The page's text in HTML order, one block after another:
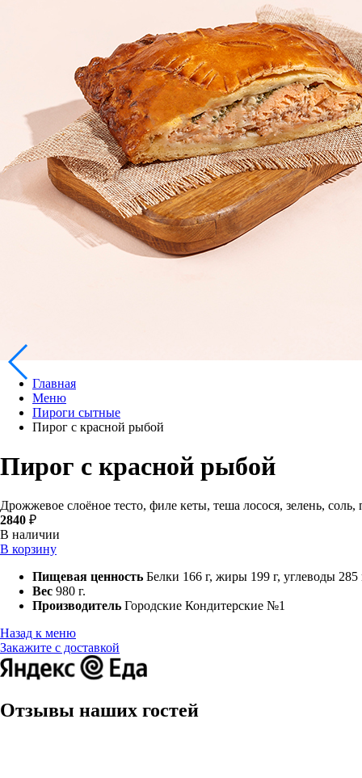
Главная
Меню
Пироги сытные
Пирог с красной рыбой
Пирог с красной рыбой
Дрожжевое слоёное тесто, филе кеты, теша лосося, зелень,
2840 ₽
В наличии
В корзину
Пищевая ценность Белки 166 г, жиры 199 г, углеводы 285
Вес 980 г.
Производитель Городские Кондитерские №1
Назад к меню
Закажите с доставкой
Отзывы наших гостей